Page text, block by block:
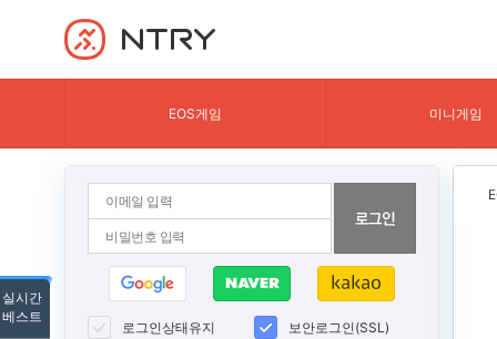
NTRY
EOS게임 미니게임
로그인상태유지 보안로그인(SSL)
실시간
베스트